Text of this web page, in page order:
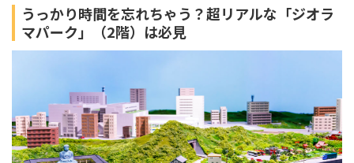
うっかり時間を忘れちゃう？超リアルな「ジオラ
マパーク」（2階）は必見